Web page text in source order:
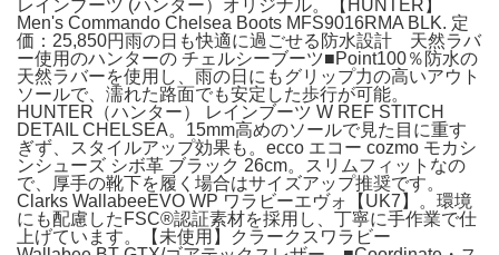
レインブーツ (ハンター）オリジナル。【HUNTER】
Men's Commando Chelsea Boots MFS9016RMA BLK. 定
価：25,850円雨の日も快適に過ごせる防水設計 天然ラバ
ー使用のハンターの チェルシーブーツ■Point100％防水の
天然ラバーを使用し、雨の日にもグリップ力の高いアウト
ソールで、濡れた路面でも安定した歩行が可能。
HUNTER（ハンター） レインブーツ W REF STITCH
DETAIL CHELSEA。15mm高めのソールで見た目に重す
ぎず、スタイルアップ効果も。ecco エコー cozmo モカシ
ンシューズ シボ革 ブラック 26cm。スリムフィットなの
で、厚手の靴下を履く場合はサイズアップ推奨です。
Clarks WallabeeEVO WP ワラビーエヴォ【UK7】。環境
にも配慮したFSC®認証素材を採用し、丁寧に手作業で仕
上げています。【未使用】クラークスワラビー